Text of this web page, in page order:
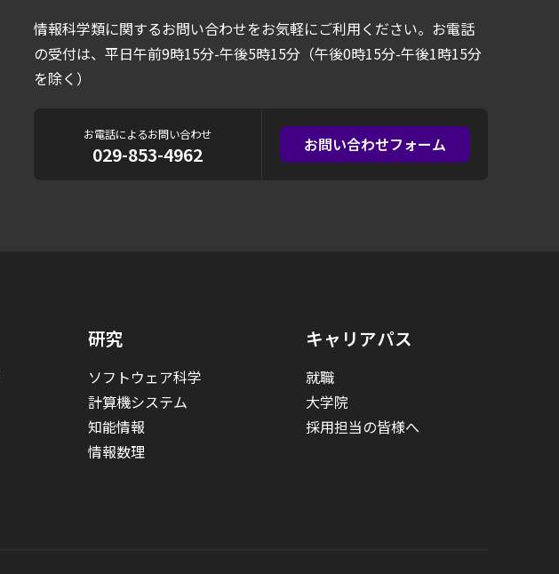
情報科学類に関するお問い合わせをお気軽にご利用ください。お電話
の受付は、平日午前9時15分-午後5時15分（午後0時15分-午後1時15分
を除く）
お電話によるお問い合わせ
029-853-4962 お問い合わせフォーム
研究
ソフトウェア科学
計算機システム
知能情報
情報数理
キャリアパス
就職
大学院
採用担当の皆様へ